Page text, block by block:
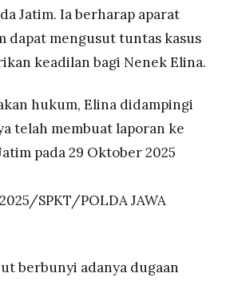
Jatim. Ia berharap aparat
dapat mengusut tuntas kasus
keadilan bagi Nenek Elina.
hukum, Elina didampingi
telah membuat laporan ke
pada 29 Oktober 2025
SPKT/POLDA JAWA
berbunyi adanya dugaan